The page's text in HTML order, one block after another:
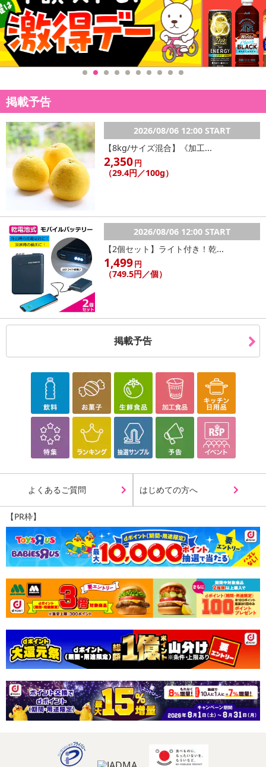
掲載予告
2026/08/06 12:00 START
【8kg/サイズ混合】《加工...
2,350円
（29.4円／100g）
2026/08/06 12:00 START
【2個セット】ライト付き！乾...
1,499円
（749.5円／個）
掲載予告
よくあるご質問 はじめての方へ
【PR枠】